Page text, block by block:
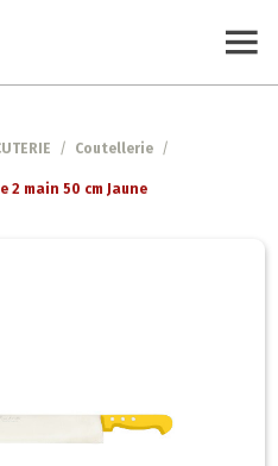
/ Coutellerie /
2 main 50 cm Jaune